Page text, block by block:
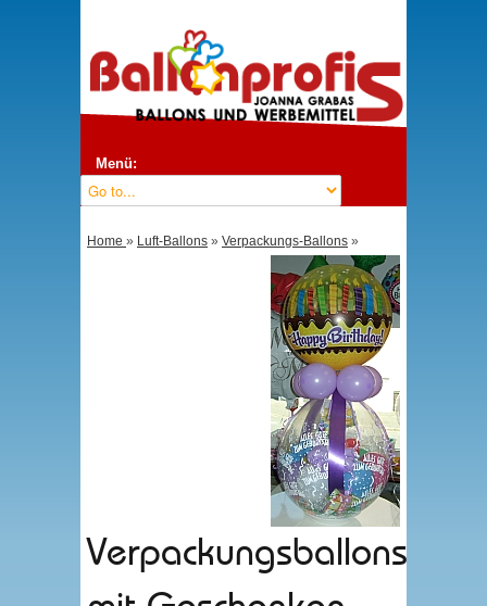
Menü:
Home » Luft-Ballons » Verpackungs-Ballons »
Verpackungsballons